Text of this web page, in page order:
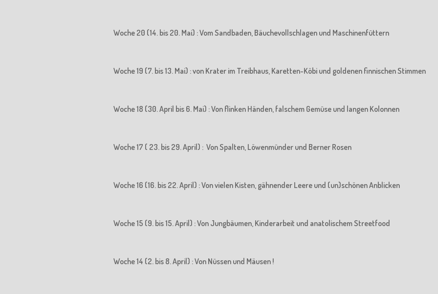
Woche 20 (14. bis 20. Mai) : Vom Sandbaden, Bäuchevollschlagen und Maschinenfüttern
Woche 19 (7. bis 13. Mai) : von Krater im Treibhaus, Karetten-Köbi und goldenen finnischen Stimmen
Woche 18 (30. April bis 6. Mai) : Von flinken Händen, falschem Gemüse und langen Kolonnen
Woche 17 ( 23. bis 29. April) : Von Spalten, Löwenmünder und Berner Rosen
Woche 16 (16. bis 22. April) : Von vielen Kisten, gähnender Leere und (un)schönen Anblicken
Woche 15 (9. bis 15. April) : Von Jungbäumen, Kinderarbeit und anatolischem Streetfood
Woche 14 (2. bis 8. April) : Von Nüssen und Mäusen !